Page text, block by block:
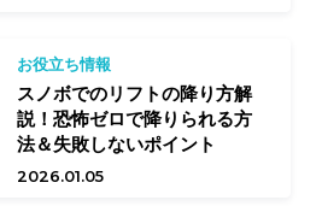
お役立ち情報
スノボでのリフトの降り方解
説！恐怖ゼロで降りられる方
法＆失敗しないポイント
2026.01.05